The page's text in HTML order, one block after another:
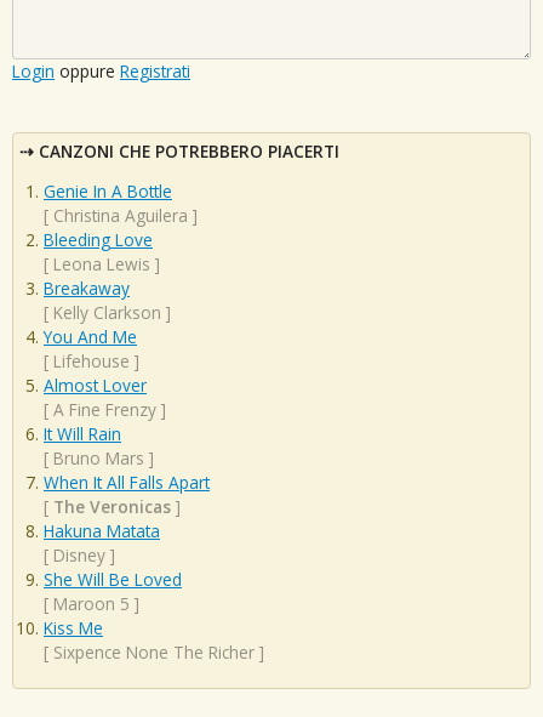
Login oppure Registrati
CANZONI CHE POTREBBERO PIACERTI
Genie In A Bottle
[ Christina Aguilera ]
Bleeding Love
[ Leona Lewis ]
Breakaway
[ Kelly Clarkson ]
You And Me
[ Lifehouse ]
Almost Lover
[ A Fine Frenzy ]
It Will Rain
[ Bruno Mars ]
When It All Falls Apart
[ The Veronicas ]
Hakuna Matata
[ Disney ]
She Will Be Loved
[ Maroon 5 ]
Kiss Me
[ Sixpence None The Richer ]